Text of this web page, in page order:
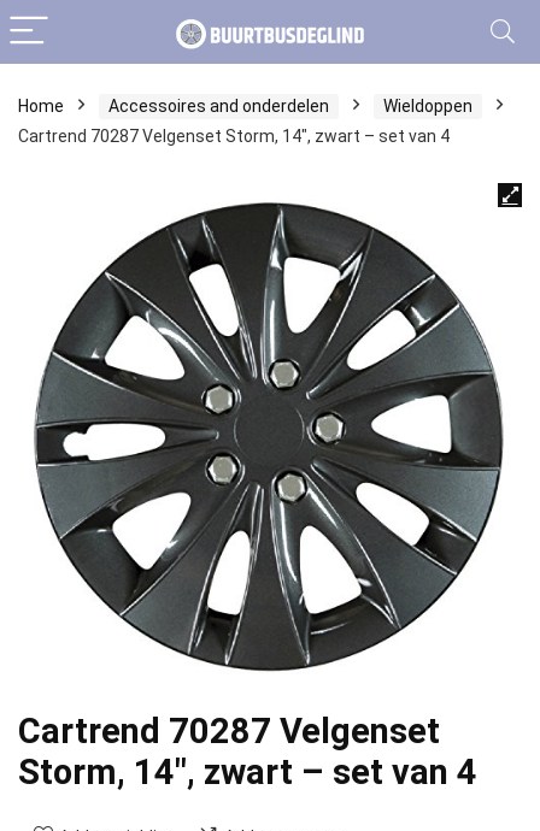
Home Accessoires and onderdelen
Wieldoppen
Cartrend 70287 Velgenset Storm, 14″, zwart – set van 4
Cartrend 70287 Velgenset
Storm, 14″, zwart – set van 4